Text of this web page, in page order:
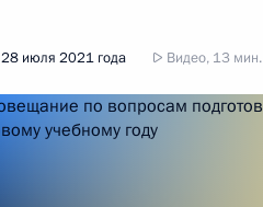
28 июля 2021 года Видео, 13 мин.